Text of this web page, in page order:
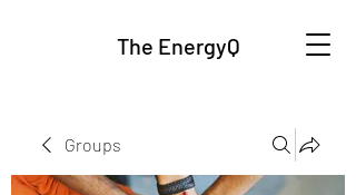
The EnergyQ
Groups